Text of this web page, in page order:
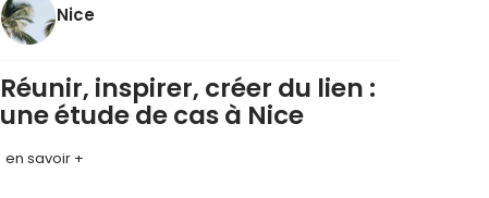
Nice
Réunir, inspirer, créer du lien :
une étude de cas à Nice
en savoir +